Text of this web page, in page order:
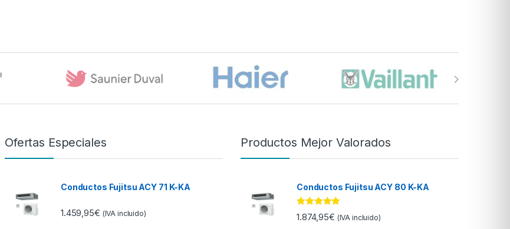
Ofertas Especiales
Conductos Fujitsu ACY 71 K-KA
1.459,95€ (IVA incluido)
Productos Mejor Valorados
Conductos Fujitsu ACY 80 K-KA
Valorado con
5.00de 5
1.874,95€ (IVA incluido)